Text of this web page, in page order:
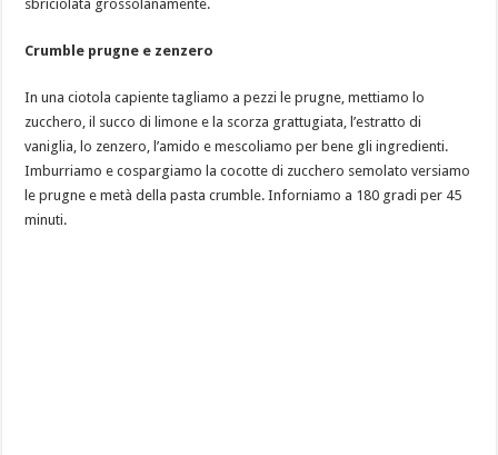
sbriciolata grossolanamente.
Crumble prugne e zenzero
In una ciotola capiente tagliamo a pezzi le prugne, mettiamo lo
zucchero, il succo di limone e la scorza grattugiata, l’estratto di
vaniglia, lo zenzero, l’amido e mescoliamo per bene gli ingredienti.
Imburriamo e cospargiamo la cocotte di zucchero semolato versiamo
le prugne e metà della pasta crumble. Inforniamo a 180 gradi per 45
minuti.